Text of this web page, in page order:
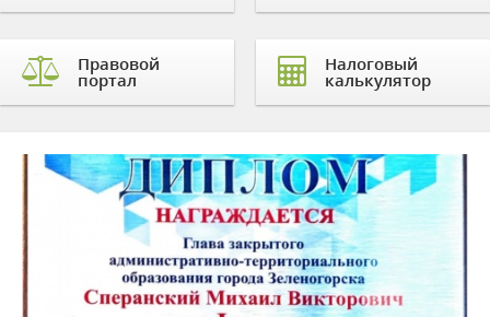
Правовой
портал
Налоговый
калькулятор